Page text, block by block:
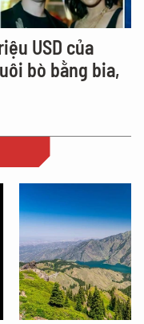
USD của
bò bằng bia,